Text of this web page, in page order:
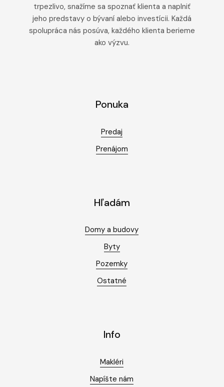
trpezlivo, snažíme sa spoznať klienta a naplniť
jeho predstavy o bývaní alebo investícii. Každá
spolupráca nás posúva, každého klienta berieme
ako výzvu.
Ponuka
Predaj
Prenájom
Hľadám
Domy a budovy
Byty
Pozemky
Ostatné
Info
Makléri
Napíšte nám